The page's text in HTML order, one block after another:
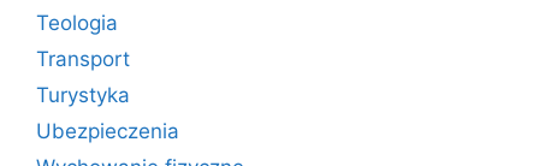
Teologia
Transport
Turystyka
Ubezpieczenia